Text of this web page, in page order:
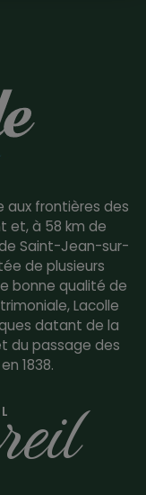
aux frontières des
et, à 58 km de
Saint-Jean-sur-
de plusieurs
bonne qualité de
Lacolle
datant de la
du passage des
1838.